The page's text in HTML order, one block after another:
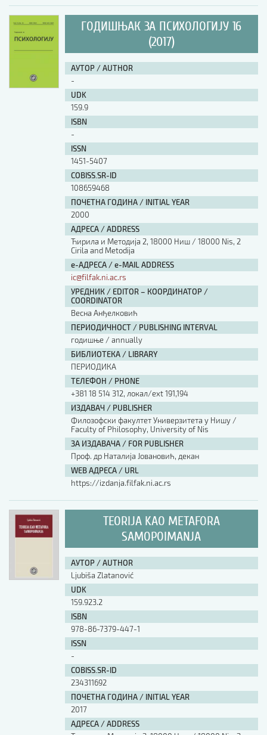
ГОДИШЊАК ЗА ПСИХОЛОГИЈУ 16
(2017)
АУТОР / AUTHOR
-
UDK
159.9
ISBN
-
ISSN
1451-5407
COBISS.SR-ID
108659468
ПОЧЕТНА ГОДИНА / INITIAL YEAR
2000
АДРЕСА / ADDRESS
Ћирила и Методија 2, 18000 Ниш / 18000 Nis, 2
Cirila and Metodija
е-АДРЕСА / e-MAIL ADDRESS
ic@filfak.ni.ac.rs
УРЕДНИК / EDITOR – КООРДИНАТОР /
COORDINATOR
Весна Анђелковић
ПЕРИОДИЧНОСТ / PUBLISHING INTERVAL
годишње / annually
БИБЛИОТЕКА / LIBRARY
ПЕРИОДИКА
ТЕЛЕФОН / PHONE
+381 18 514 312, локал/ext 191,194
ИЗДАВАЧ / PUBLISHER
Филозофски факултет Универзитета у Нишу /
Faculty of Philosophy, University of Nis
ЗА ИЗДАВАЧА / FOR PUBLISHER
Проф. др Наталија Јовановић, декан
WEB АДРЕСА / URL
https://izdanja.filfak.ni.ac.rs
TEORIJA KAO METAFORA
SAMOPOIMANJA
АУТОР / AUTHOR
Ljubiša Zlatanović
UDK
159.923.2
ISBN
978-86-7379-447-1
ISSN
-
COBISS.SR-ID
234311692
ПОЧЕТНА ГОДИНА / INITIAL YEAR
2017
АДРЕСА / ADDRESS